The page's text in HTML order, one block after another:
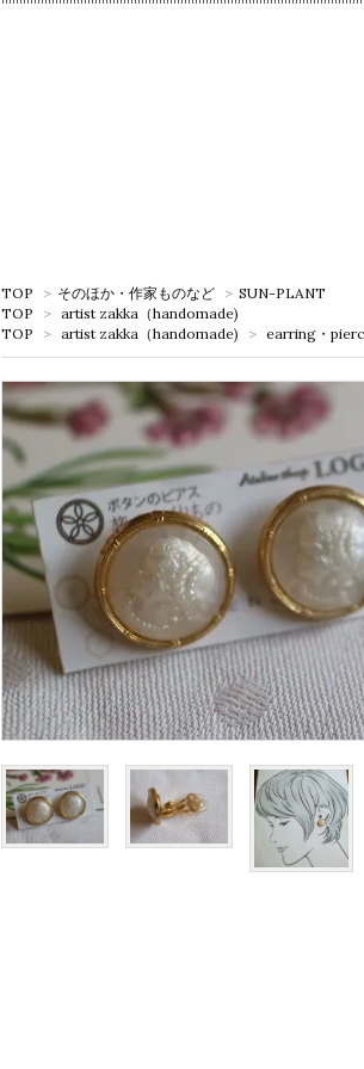
TOP > そのほか・作家ものなど > SUN-PLANT
TOP
> artist zakka（handomade)
TOP
> artist zakka（handomade) > earring・